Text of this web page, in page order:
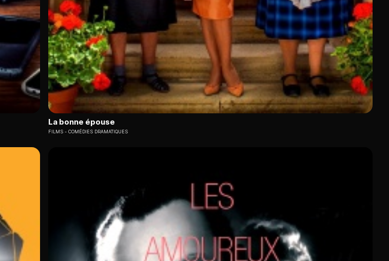
La bonne épouse
FILMS COMÉDIES DRAMATIQUES